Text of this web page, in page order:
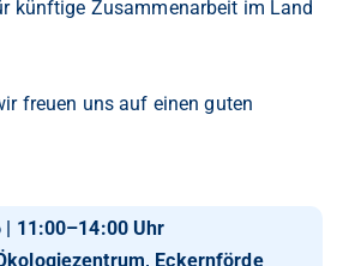
künftige Zusammenarbeit im Land
freuen uns auf einen guten
| 11:00–14:00 Uhr
Eckernförde